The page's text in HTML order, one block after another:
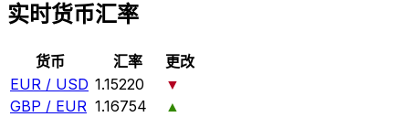
实时货币汇率
货币 汇率
更改
EUR / USD 1.15220
▼
GBP / EUR 1.16754
▲